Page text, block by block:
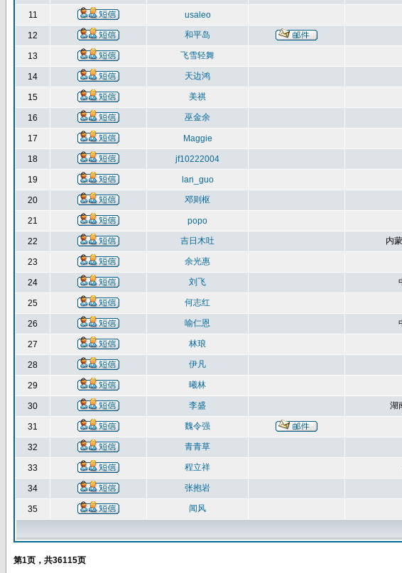
11 usaleo
12 和平岛
13 飞雪轻舞
14 天边鸿
15 美祺
16 巫金余
17 Maggie
18 jf10222004
19 lan_guo
20 邓则枢
21 popo
22 吉日木吐 内
23 余光惠
24 刘飞
25 何志红
26 喻仁恩
27 林琅
28 伊凡
29 曦林
30 李盛 湖
31 魏令强
32 青青草
33 程立祥
34 张抱岩
35 闻风
第1页，共36115页